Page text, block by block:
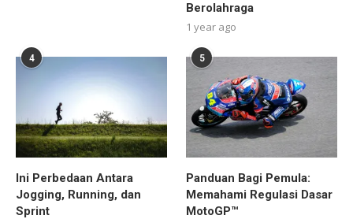
Berolahraga
1 year ago
4
Ini Perbedaan Antara
Jogging, Running, dan
Sprint
5
Panduan Bagi Pemula:
Memahami Regulasi Dasar
MotoGP™